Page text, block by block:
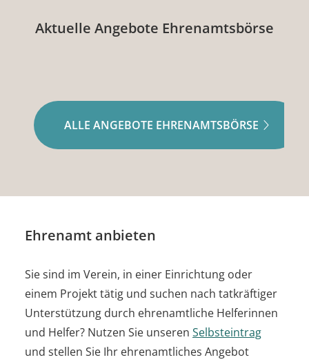
Aktuelle Angebote Ehrenamtsbörse
ALLE ANGEBOTE EHRENAMTSBÖRSE
Ehrenamt anbieten
Sie sind im Verein, in einer Einrichtung oder
einem Projekt tätig und suchen nach tatkräftiger
Unterstützung durch ehrenamtliche Helferinnen
und Helfer? Nutzen Sie unseren Selbsteintrag
und stellen Sie Ihr ehrenamtliches Angebot